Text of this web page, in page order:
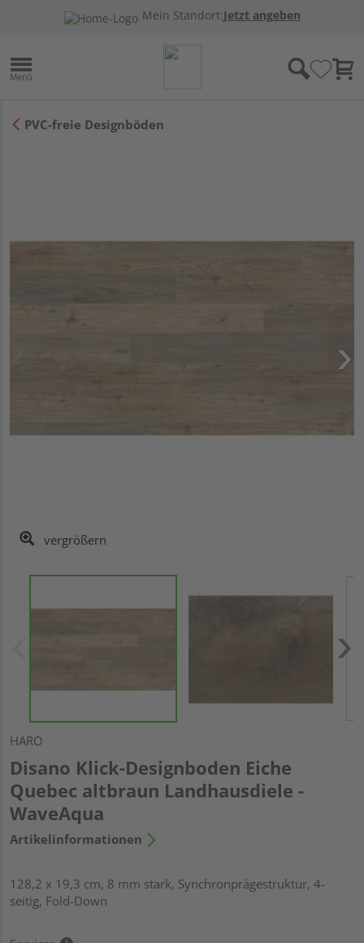
Mein Standort:Jetzt angeben
PVC-freie Designböden
vergrößern
HARO
Disano Klick-Designboden Eiche
Quebec altbraun Landhausdiele -
WaveAqua
Artikelinformationen
128,2 x 19,3 cm, 8 mm stark, Synchronprägestruktur, 4-
seitig, Fold-Down